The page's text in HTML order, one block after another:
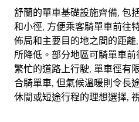
舒蘭的單車基礎設施齊備, 包
和小徑, 方便乘客騎單車前往
佈局和主要目的地之間的距
所降低。部分地區可騎單車
繁忙的道路上行駛, 單車徑有
合騎單車, 但氣候溫暖則令長
休閒或短途行程的理想選擇,